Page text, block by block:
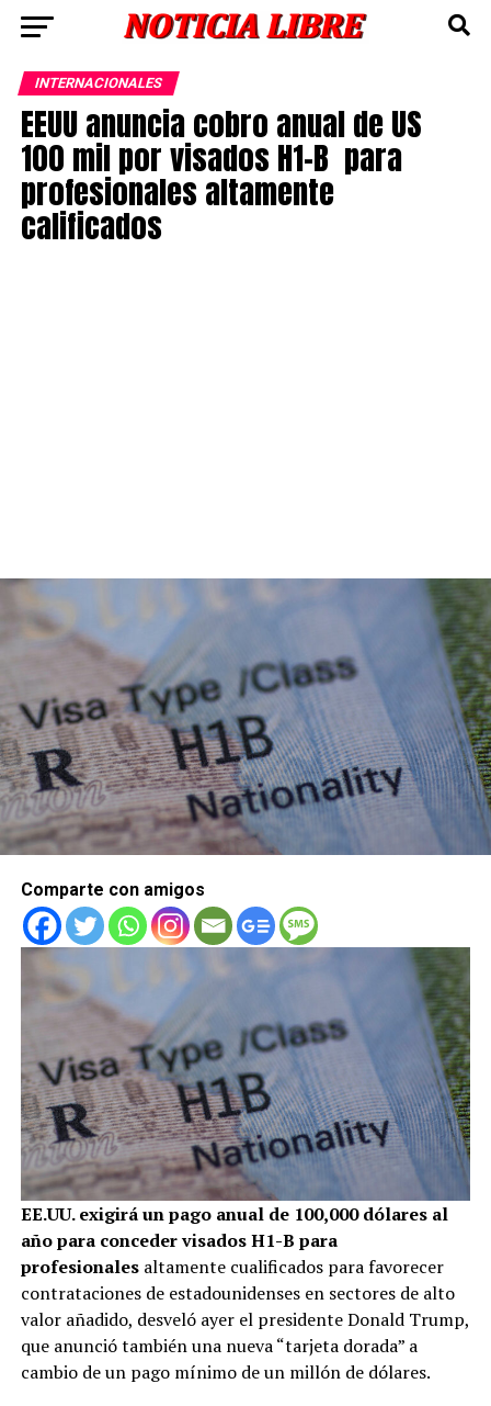
INTERNACIONALES
EEUU anuncia cobro anual de US
100 mil por visados H1-B para
profesionales altamente
calificados
Comparte con amigos
EE.UU. exigirá un pago anual de 100,000 dólares al
año para conceder visados H1-B para
profesionalesaltamente cualificados para favorecer
contrataciones de estadounidenses en sectores de alto
valor añadido, desveló ayer el presidente Donald Trump,
que anunció también una nueva “tarjeta dorada” a
cambio de un pago mínimo de un millón de dólares.